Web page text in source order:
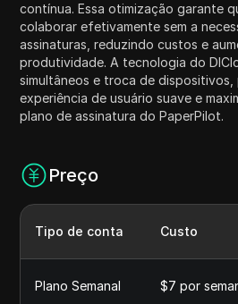
contínua. Essa otimização garante
colaborar efetivamente sem a
assinaturas, reduzindo custos e
produtividade. A tecnologia do
simultâneos e troca de
experiência de usuário suave e
plano de assinatura do PaperPilot.
Preço
Tipo de conta Custo
Plano Semanal $7 por